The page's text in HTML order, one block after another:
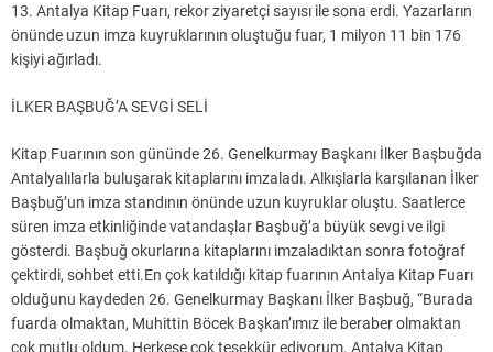
13. Antalya Kitap Fuarı, rekor ziyaretçi sayısı ile sona erdi. Yazarların
önünde uzun imza kuyruklarının oluştuğu fuar, 1 milyon 11 bin 176
kişiyi ağırladı.
İLKER BAŞBUĞ’A SEVGİ SELİ
Kitap Fuarının son gününde 26. Genelkurmay Başkanı İlker Başbuğda
Antalyalılarla buluşarak kitaplarını imzaladı. Alkışlarla karşılanan İlker
Başbuğ’un imza standının önünde uzun kuyruklar oluştu. Saatlerce
süren imza etkinliğinde vatandaşlar Başbuğ’a büyük sevgi ve ilgi
gösterdi. Başbuğ okurlarına kitaplarını imzaladıktan sonra fotoğraf
çektirdi, sohbet etti.En çok katıldığı kitap fuarının Antalya Kitap Fuarı
olduğunu kaydeden 26. Genelkurmay Başkanı İlker Başbuğ, “Burada
fuarda olmaktan, Muhittin Böcek Başkan’ımız ile beraber olmaktan
çok mutlu oldum. Herkese çok teşekkür ediyorum. Antalya Kitap